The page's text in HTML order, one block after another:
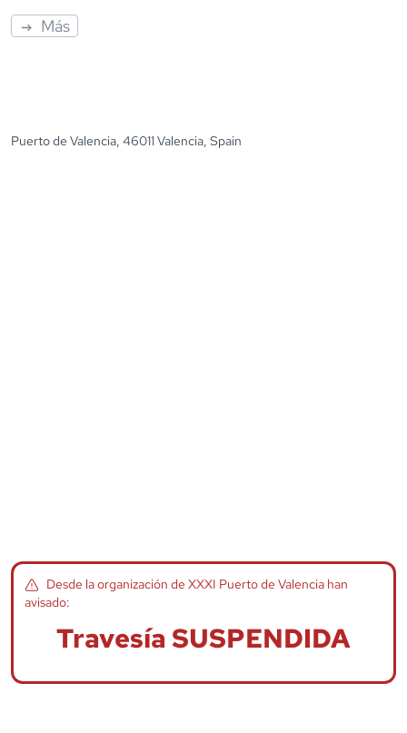
Más
Puerto de Valencia, 46011 Valencia, Spain
Desde la organización deXXXI Puerto de Valencia han
avisado:
Travesía SUSPENDIDA